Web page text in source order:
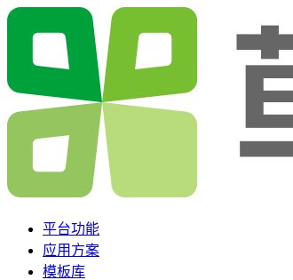
平台功能
应用方案
模板库